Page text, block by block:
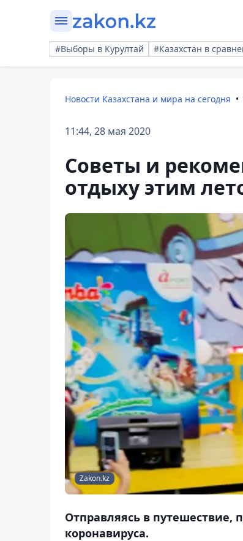
#Выборы в Курултай #Казахстан в
Новости Казахстана и мира на сегодня
11:44, 28 мая 2020
Советы и
отдыху этим
Zakon.kz
Отправляясь в путешествие,
коронавируса.